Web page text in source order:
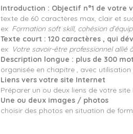
Introduction : Objectif n°1 de votre
texte de 60 caractères max, clair et
ex: Formation soft skill, cohésion
Texte court : 120 caractères , qui
ex: Votre savoir-être professionnel
Description longue : plus de 300
organisée en chapitre , avec utilisation
Liens vers votre site Internet
Préparer un ou deux liens de votre
Une ou deux images / photos
choisir des photos en situation de